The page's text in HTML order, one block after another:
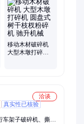
移动木材破碎机
大型木墩打碎机
洽谈
真实性已核验
架子破碎机、撕碎